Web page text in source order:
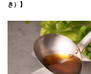
き）】